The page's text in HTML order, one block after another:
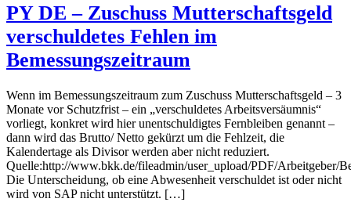
PY DE – Zuschuss Mutterschaftsgeld
verschuldetes Fehlen im
Bemessungszeitraum
Wenn im Bemessungszeitraum zum Zuschuss Mutterschaftsgeld – 3
Monate vor Schutzfrist – ein „verschuldetes Arbeitsversäumnis“
vorliegt, konkret wird hier unentschuldigtes Fernbleiben genannt –
dann wird das Brutto/ Netto gekürzt um die Fehlzeit, die
Kalendertage als Divisor werden aber nicht reduziert.
Quelle:http://www.bkk.de/fileadmin/user_upload/PDF/Arbeitgeber/
Die Unterscheidung, ob eine Abwesenheit verschuldet ist oder nicht
wird von SAP nicht unterstützt. […]